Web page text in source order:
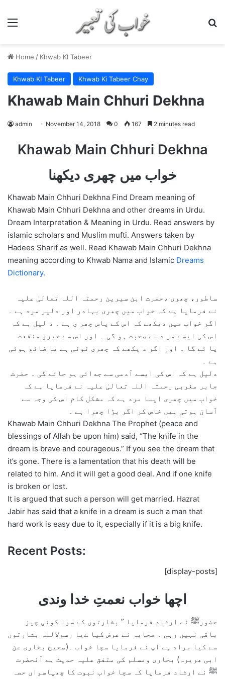
Home / Khwab KI Tabeer
Khwab KI Tabeer Khwab Ki Tabeer Chay
Khawab Main Chhuri Dekhna
admin November 14, 2018 0 167 2 minutes read
Khawab Main Chhuri Dekhna
خواب میں چھری دیکھنا
Khawab Main Chhuri Dekhna Find Dream meaning of
Khawab Main Chhuri Dekhna and other dreams in Urdu.
Dream Interpretation & Meaning in Urdu. Read answers by
islamic scholars and Muslim mufti. Answers taken by
Hadees Sharif as well. Read Khawab Main Chhuri Dekhna
meaning according to Khwab Nama and Islamic Dreams
Dictionary.
ساطور، چھری ،حضرت ابن سیرین رحمتہ اللہ تعالیٰ علیہ
نے فرمایا ہے کہ خواب میں چھری بہادر اور دلیر مرد ہے ۔
اگر خواب میں دیکھے کہ اس کے پاس چھر ی ہے ۔ د لیل ہے کہ
اس کی ایسے مر د سے صحبت ہو گی ۔ اور اس سے خیرو منفعت
پا ئے گا ۔ اور اگر د یکھے کہ چھری ٹوٹی ہے یا ضائع ہوئی
ہے ۔
دلیل ہے کہ اس کی ایسے آدمی سے جدائی ہو جائے گی ۔ حضرت
جابر مغربی رحمتہ اللہ تعالیٰ علیہ نے فرمایا ہے کہ
خواب میں چھری ایسا مرد ہے کہ مشکل کام اس کی وجہ سے
آسان ہوتی ہیں خاص کر اگر بڑا چھرا ہے ۔
Khawab Main Chhuri Dekhna The Prophet (peace and
blessings of Allah be upon him) said, “The knife in the
dream is brave and courageous.” If you see the dream that
it’s gone. There is a lamentation that his death will be
related to him. And it will get a good deal. And if one knife
is broken or lost.
It is argued that such a person will get married. Hazrat
Jabir has said that a knife in a dream is such a man that
hard work is easy due to it, especially if it is a big knife.
Recent Posts:
[display-posts]
اچھا خواب نعمتِ خدا وندی
حضورﷺ نے ارشاد فرمایا ” بشارتوں کے سوا کوئی چیز
باقی نہیں رہی ۔ صحابہ نے عرض کیا ےیا رسولاللہ بشارتوں
سے کیا مراد ہے آپ نے فرمایا سچا خواب ۔(صحیح بخاری عن
ابی ھریرہ) بخاری ومسلم کی متفق علیہ حدیث ہے آنحضرت
ﷺ نے ارشاد فرمایا کہ سچا خواب نبوت کا چھیاسواں حصہ